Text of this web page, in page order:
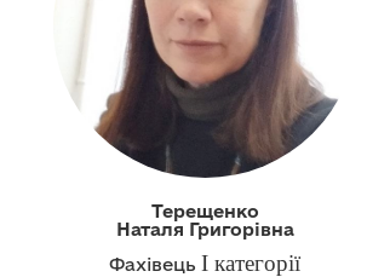
Терещенко
Наталя Григорівна
Фахівець І категорії